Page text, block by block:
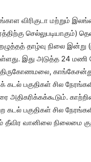
விரிகுடா மற்றும்
செல்லுபடியாகும்)
தாழ்வு நிலை
இது அடுத்த 24 மணி
திருகோணமலை,
பகுதிகள் சில
கடல் பகுதிகள் சில
தீவிர வானிலை நிலைமை